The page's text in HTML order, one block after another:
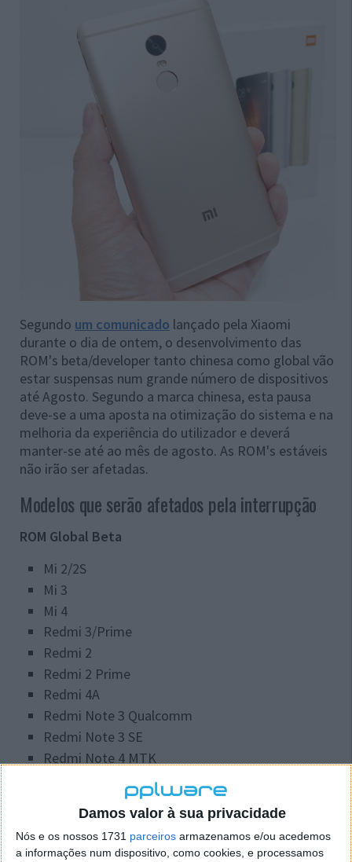
Damos valor à sua privacidade
Nós e os nossos 1731 parceiros armazenamos e/ou acedemos
a informações num dispositivo, como cookies, e processamos
Segundo um comunicado lançado pela Xiaomi
durante o dia de ontem, o desenvolvimento das
ROM's beta/developer tanto chinesa como global vão
estar suspensas num grande número de dispositivos
até Agosto. Segundo a marca chinesa, esta pausa
deve-se a uma aposta na otimização do sistema e na
melhoria da experiência do utilizador e deverá
manter-se até ao mês de agosto. As ROM's estáveis
não irão ser afetadas.
Modelos que serão afetados pela interrupção
ROM Global Beta
Mi 2/2S
Mi 3
Mi 4
Redmi 3/Prime
Redmi 2
Redmi 2 Prime
Redmi 4A
Redmi Note 3 Qualcomm
Redmi Note 3 SE
Redmi Note 4 MTK
Redmi Note 4G
Redmi Note Prime